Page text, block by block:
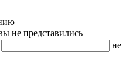
не представились
не